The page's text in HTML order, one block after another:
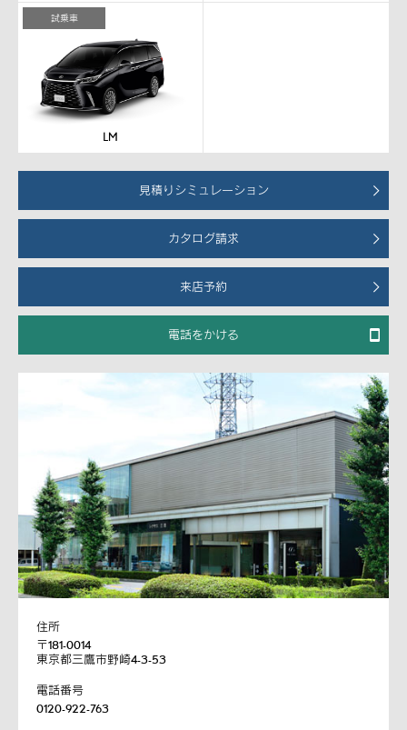
試乗車
見積りシミュレーション
カタログ請求
来店予約
電話をかける
住所
〒181-0014
東京都三鷹市野崎4-3-53
電話番号
0120-922-763